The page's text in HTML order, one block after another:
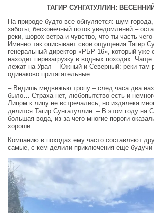
ТАГИР СУНГАТУЛЛИН:
На природе будто все обнуляется: шум
заботы, бесконечный поток уведомлений –
реки, шорох ветра и чувство, что ты часть
Именно так описывает свои ощущения Тагир
генеральный директор «РБР 16», который уже
находит перезагрузку в водных походах.
лежат на Урал – Южный и Северный: реки там
одинаково притягательные.
– Видишь медвежью тропу – след часа два
было… Страха нет, любопытство есть и
Лицом к лицу не встречались, но издалека
делится Тагир Сунгатуллин. – В этом году на
большая вода, из‑за чего многие пороги
хороши.
Компанию в походах ему часто составляют
самые, с кем делили приключения еще